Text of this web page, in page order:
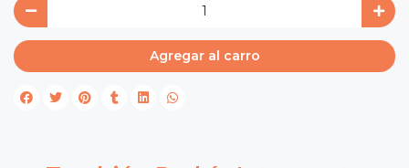
Agregar al carro